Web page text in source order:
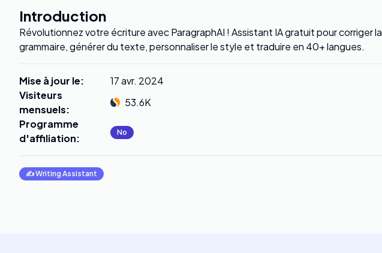
Introduction
Révolutionnez votre écriture avec ParagraphAI ! Assistant IA gratuit pour corriger la
grammaire, générer du texte, personnaliser le style et traduire en 40+ langues.
Mise à jour le:
17 avr. 2024
Visiteurs
mensuels:
53.6K
Programme
d'affiliation: No
✍️Writing Assistant